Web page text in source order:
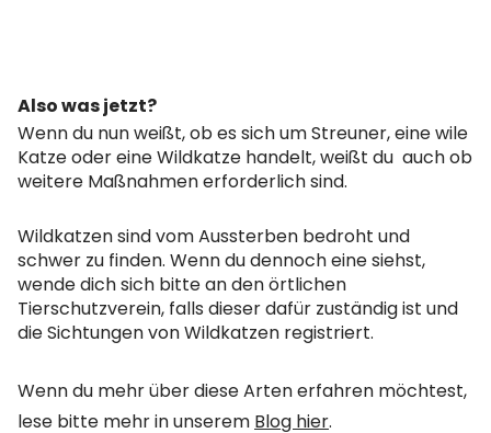
Also was jetzt?
Wenn du nun weißt, ob es sich um Streuner, eine wile
Katze oder eine Wildkatze handelt, weißt du auch ob
weitere Maßnahmen erforderlich sind.
Wildkatzen sind vom Aussterben bedroht und
schwer zu finden. Wenn du dennoch eine siehst,
wende dich sich bitte an den örtlichen
Tierschutzverein, falls dieser dafür zuständig ist und
die Sichtungen von Wildkatzen registriert.
Wenn du mehr über diese Arten erfahren möchtest,
lese bitte mehr in unserem Blog hier.